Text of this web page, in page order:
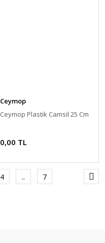
Ceymop
Ceymop Plastik Camsil 25 Cm
0,00 TL
4 .. 7